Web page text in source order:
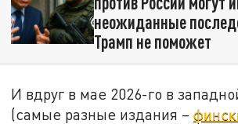
неожиданные
Трамп не поможет
И вдруг в мае 2026-го в
(самые разные издания –